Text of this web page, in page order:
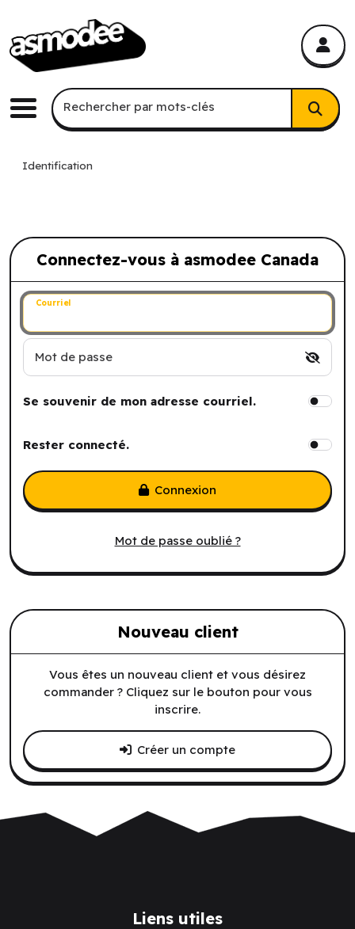
Menu
Recherche par mots-clés
Rechercher par mots-clés
Identification
Connectez-vous à asmodee Canada
Connectez-vous à asmodee Canada
Courriel
Mot de passe
Se souvenir de mon adresse courriel.
Rester connecté.
Mot de passe oublié ?
Connexion
Nouveau client
Vous êtes un nouveau client et vous désirez
commander ? Cliquez sur le bouton pour vous
inscrire.
Créer un compte
Liens utiles